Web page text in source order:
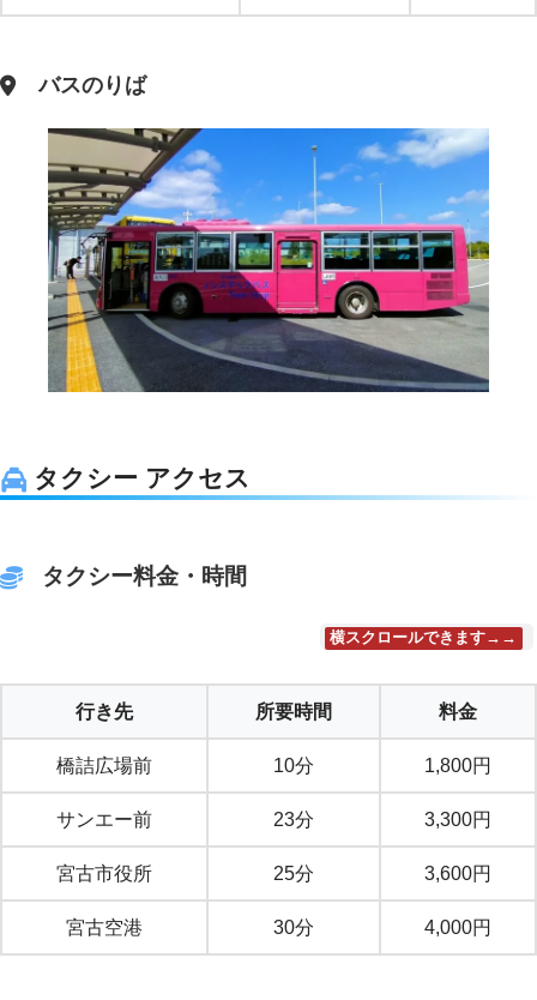
バスのりば
タクシー アクセス
タクシー料金・時間
横スクロールできます→→
行き先 所要時間 料金
橋詰広場前 10分 1,800円
サンエー前 23分 3,300円
宮古市役所 25分 3,600円
宮古空港 30分 4,000円